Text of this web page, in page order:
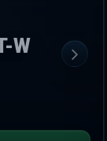
W